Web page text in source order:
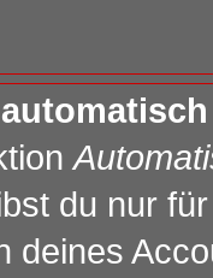
du nur
deines